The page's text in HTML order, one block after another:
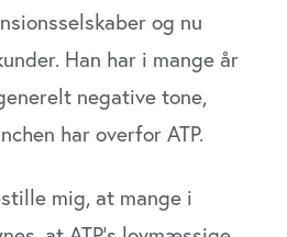
og nu
Han har i mange år
negative tone,
har overfor ATP.
mig, at mange i